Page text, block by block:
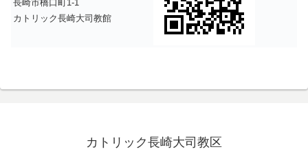
長崎市橋口町1-1
カトリック長崎大司教館
カトリック長崎大司教区